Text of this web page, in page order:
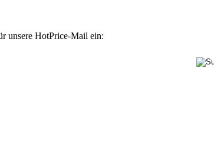
unsere HotPrice-Mail ein: